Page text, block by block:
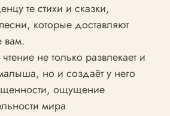
те стихи и сказки,
которые доставляют
вам.
не только развлекает и
но и создаёт у него
ощущение
мира